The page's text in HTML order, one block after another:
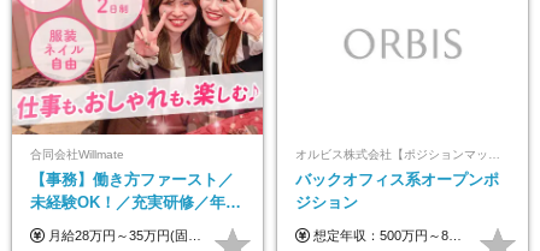
合同会社Willmate
【事務】働き方ファースト／
未経験OK！／充実研修／年休
127日～／残業なし／平均20代
月給28万円～35万円(固定残業代含む)+インセンティブ＋各種手当 ※経験・能力等を考慮の上、決定します。 ※残業はほとんどありませんが、発生した場合は時間外手当を100％支給します。 【固定残業代について】 なし（残業代は、実際の労働時間に応じて別途全額支給）
バックオフィス系オープンポ
ジション
想定年収：500万円～800万円 ※ご経験やスキルに応じて決定します。 ※上記想定年収はあくまでも目安の金額であり、 選考を通じて上下する可能性があります。